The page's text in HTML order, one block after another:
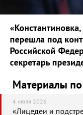
перешла под
Российской
секретарь
Материалы
4 июля 2026
«Лицедеи и